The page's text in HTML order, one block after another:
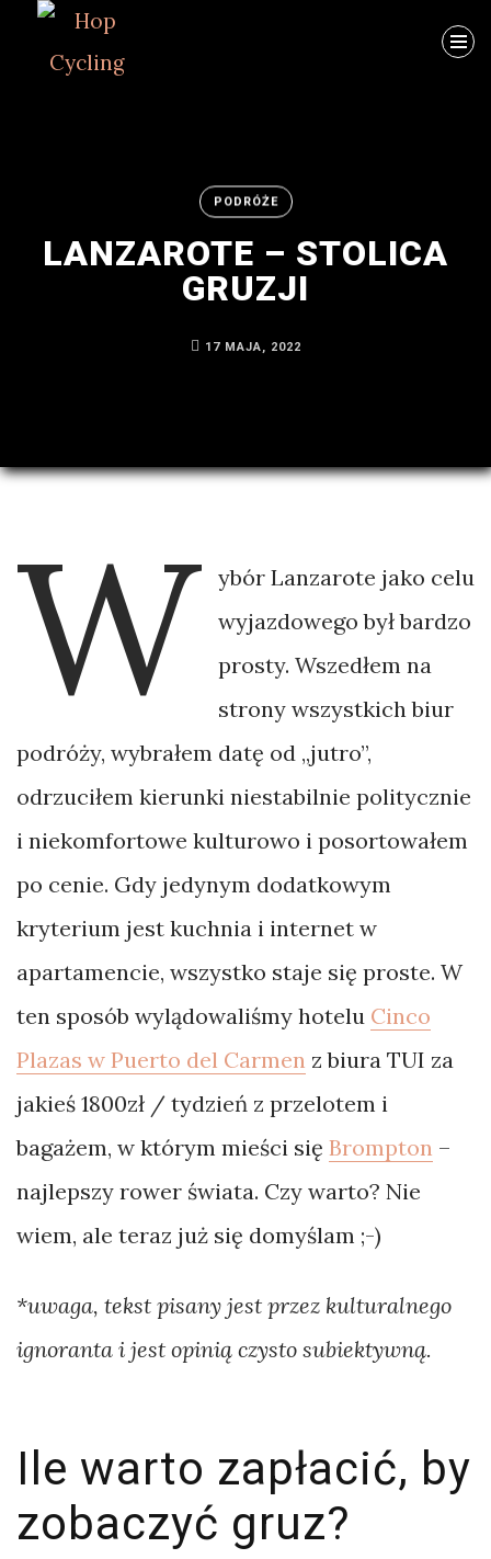
PODRÓŻE
LANZAROTE – STOLICA
GRUZJI
17 MAJA, 2022
W
ybór Lanzarote jako celu
wyjazdowego był bardzo
prosty. Wszedłem na
strony wszystkich biur
podróży, wybrałem datę od „jutro”,
odrzuciłem kierunki niestabilnie politycznie
i niekomfortowe kulturowo i posortowałem
po cenie. Gdy jedynym dodatkowym
kryterium jest kuchnia i internet w
apartamencie, wszystko staje się proste. W
ten sposób wylądowaliśmy hotelu Cinco
Plazas w Puerto del Carmen z biura TUI za
jakieś 1800zł / tydzień z przelotem i
bagażem, w którym mieści się Brompton –
najlepszy rower świata. Czy warto? Nie
wiem, ale teraz już się domyślam ;-)
*uwaga, tekst pisany jest przez kulturalnego
ignoranta i jest opinią czysto subiektywną.
Ile warto zapłacić, by
zobaczyć gruz?
Szukaj
w
Wyspy
Sundajskie
małym
kołem
bikepacking
Bali.
z
ulic
Vegas
Bikepacking
Gambia
i
Senegal…
not
Bikepacking
wygra
krowa